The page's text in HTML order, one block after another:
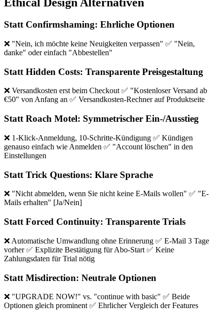
Ethical Design Alternativen
Statt Confirmshaming: Ehrliche Optionen
❌ "Nein, ich möchte keine Neuigkeiten verpassen" ✅ "Nein,
danke" oder einfach "Abbestellen"
Statt Hidden Costs: Transparente Preisgestaltung
❌ Versandkosten erst beim Checkout ✅ "Kostenloser Versand ab
€50" von Anfang an ✅ Versandkosten-Rechner auf Produktseite
Statt Roach Motel: Symmetrischer Ein-/Ausstieg
❌ 1-Klick-Anmeldung, 10-Schritte-Kündigung ✅ Kündigen
genauso einfach wie Anmelden ✅ "Account löschen" in den
Einstellungen
Statt Trick Questions: Klare Sprache
❌ "Nicht abmelden, wenn Sie nicht keine E-Mails wollen" ✅ "E-
Mails erhalten" [Ja/Nein]
Statt Forced Continuity: Transparente Trials
❌ Automatische Umwandlung ohne Erinnerung ✅ E-Mail 3 Tage
vorher ✅ Explizite Bestätigung für Abo-Start ✅ Keine
Zahlungsdaten für Trial nötig
Statt Misdirection: Neutrale Optionen
❌ "UPGRADE NOW!" vs. "continue with basic" ✅ Beide
Optionen gleich prominent ✅ Ehrlicher Vergleich der Features